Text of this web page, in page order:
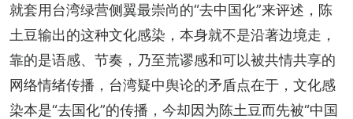
就套用台湾绿营侧翼最崇尚的“去中国化”来评述，陈
土豆输出的这种文化感染，本身就不是沿著边境走，
靠的是语感、节奏，乃至荒谬感和可以被共情共享的
网络情绪传播，台湾疑中舆论的矛盾点在于，文化感
染本是“去国化”的传播，今却因为陈土豆而先被“中国